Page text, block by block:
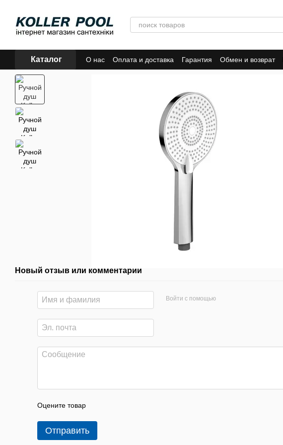
Каталог О нас Оплата и доставка Гарантия Обмен и возврат
Новый отзыв или комментарий
Войти с помощью
Оцените товар
Отправить